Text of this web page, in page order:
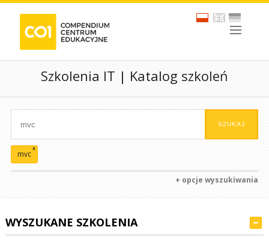
Szkolenia IT | Katalog szkoleń
mvc
x
+ opcje wyszukiwania
WYSZUKANE SZKOLENIA